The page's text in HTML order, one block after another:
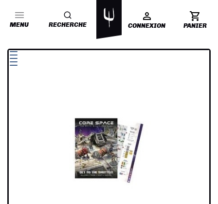
MENU RECHERCHE CONNEXION PANIER